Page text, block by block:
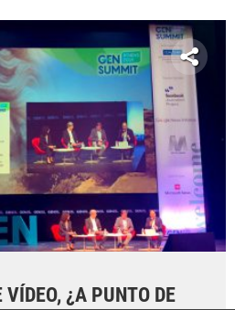
VÍDEO, ¿A PUNTO DE